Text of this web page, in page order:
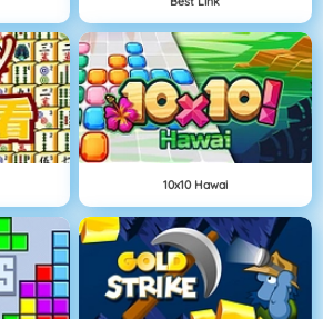
10x10 Hawai